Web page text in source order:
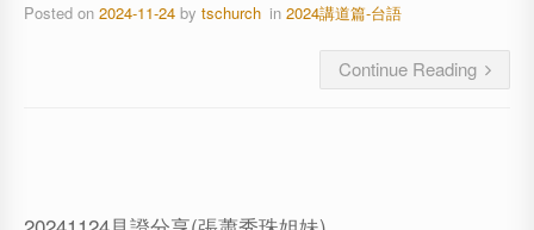
Posted on 2024-11-24 by tschurch in2024講道篇-台語
Continue Reading